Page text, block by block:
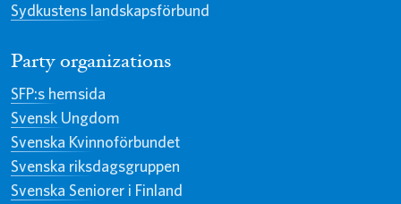
Sydkustens landskapsförbund
Party organizations
SFP:s hemsida
Svensk Ungdom
Svenska Kvinnoförbundet
Svenska riksdagsgruppen
Svenska Seniorer i Finland